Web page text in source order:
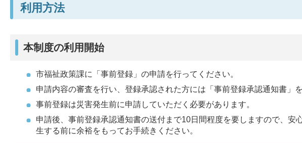
利用方法
本制度の利用開始
市福祉政策課に「事前登録」の申請を行ってください。
申請内容の審査を行い、登録承認された方には「事前登録承認通知書」
事前登録は災害発生前に申請していただく必要があります。
申請後、事前登録承認通知書の送付まで10日間程度を要しますので、安
生する前に余裕をもってお手続きください。